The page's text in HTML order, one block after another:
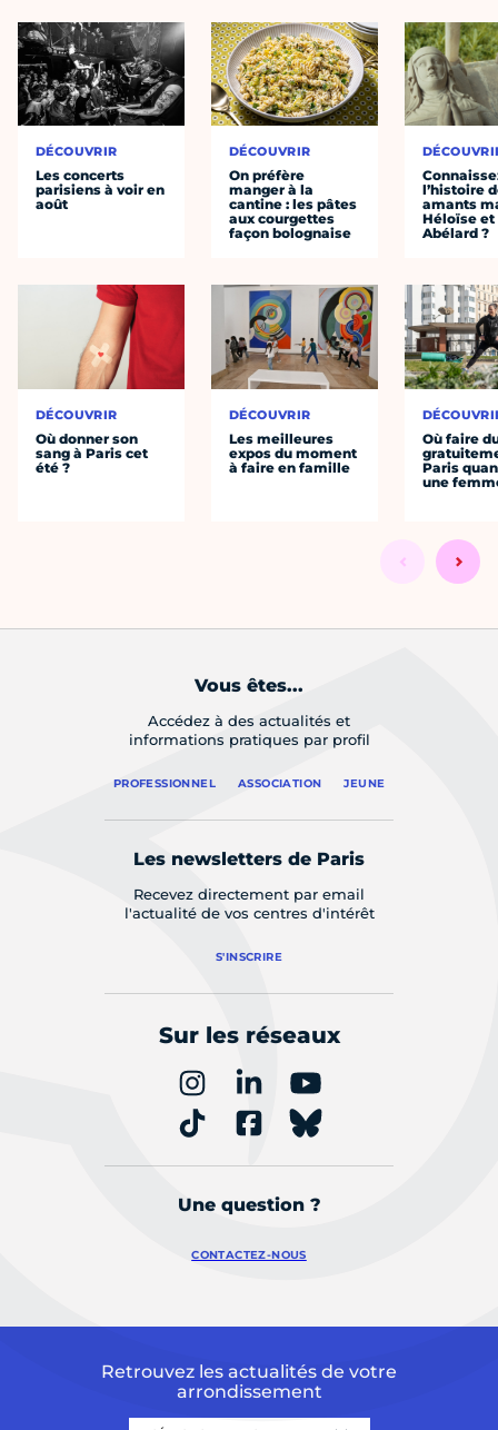
DÉCOUVRIR
Les concerts
parisiens à voir en
août
DÉCOUVRIR
Où donner son
sang à Paris cet
été ?
DÉCOUVRIR
On préfère
manger à la
cantine : les pâtes
aux courgettes
façon bolognaise
DÉCOUVRIR
Les meilleures
expos du moment
à faire en famille
l’histoire
amants
Héloïse et
Abélard ?
Où faire
Paris
une
Vous êtes...
Accédez à des actualités et
informations pratiques par profil
PROFESSIONNEL ASSOCIATION JEUNE
Les newsletters de Paris
Recevez directement par email
l'actualité de vos centres d'intérêt
S'INSCRIRE
Sur les réseaux
Une question ?
CONTACTEZ-NOUS
Retrouvez les actualités de votre
arrondissement